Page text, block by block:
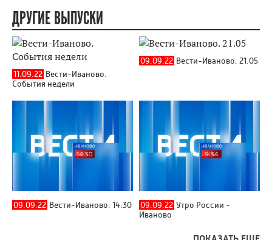
ДРУГИЕ ВЫПУСКИ
11.09.22 Вести-Иваново.
События недели
09.09.22 Вести-Иваново. 21.05
09.09.22 Вести-Иваново. 14:30 09.09.22 Утро России -
Иваново